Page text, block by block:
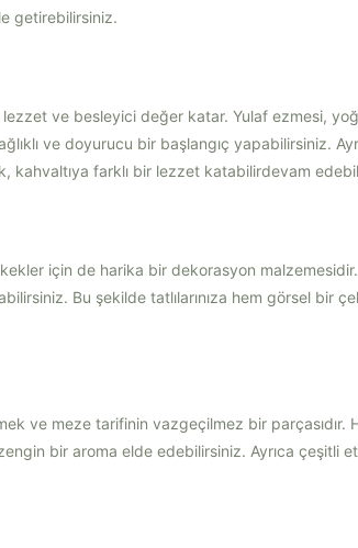
getirebilirsiniz.
lezzet ve besleyici değer katar. Yulaf ezmesi,
ve doyurucu bir başlangıç yapabilirsiniz.
kahvaltıya farklı bir lezzet katabilirdevam
kekler için de harika bir dekorasyon
Bu şekilde tatlılarınıza hem görsel bir
ve meze tarifinin vazgeçilmez bir parçasıdır.
bir aroma elde edebilirsiniz. Ayrıca çeşitli